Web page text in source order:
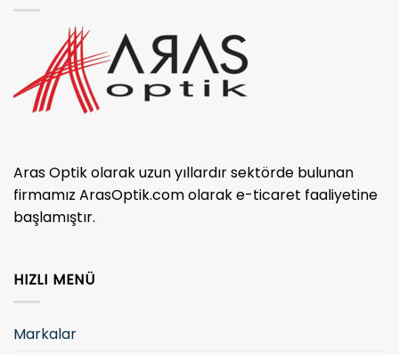
Aras Optik olarak uzun yıllardır sektörde bulunan
firmamız ArasOptik.com olarak e-ticaret faaliyetine
başlamıştır.
HIZLI MENÜ
Markalar